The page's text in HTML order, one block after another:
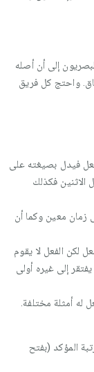
إلى أن أصله
واحتج كل فريق
فيدل بصيغته على
الاثنين فكذلك
زمان معين وكما أن
لكن الفعل لا يقوم
إلى غيره أولى
له أمثلة مختلفة.
المؤكد (بفتح